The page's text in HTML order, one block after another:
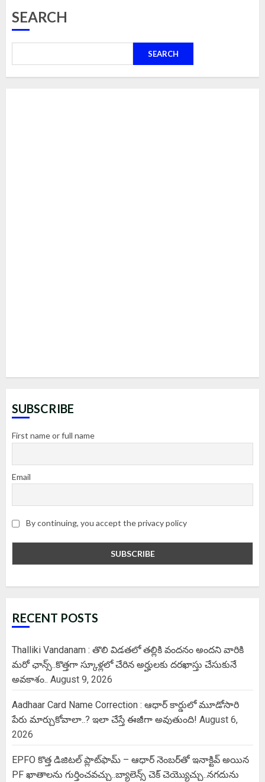
SEARCH
SEARCH
SUBSCRIBE
First name or full name
Email
By continuing, you accept the privacy policy
RECENT POSTS
Thalliki Vandanam : తొలి విడతలో తల్లికి వందనం అందని వారికి
మరో ఛాన్స్..కొత్తగా స్కూళ్లలో చేరిన అర్హులకు దరఖాస్తు చేసుకునే
అవకాశం.. August 9, 2026
Aadhaar Card Name Correction : ఆధార్ కార్డులో మూడోసారి
పేరు మార్చుకోవాలా..? ఇలా చేస్తే ఈజీగా అవుతుంది! August 6,
2026
EPFO కొత్త డిజిటల్ ప్లాట్‌ఫామ్‌ – ఆధార్ నెంబర్‌తో ఇనాక్టివ్ అయిన
PF ఖాతాలను గుర్తించవచ్చు..బ్యాలెన్స్ చెక్ చెయ్యొచ్చు..నగదును